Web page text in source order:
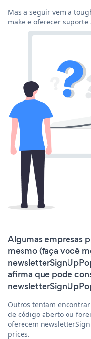
Mas a seguir vem a
make e oferecer suporte
Algumas empresas
mesmo (faça você
afirma que pode
Outros tentam
de código aberto ou
oferecem
prices.